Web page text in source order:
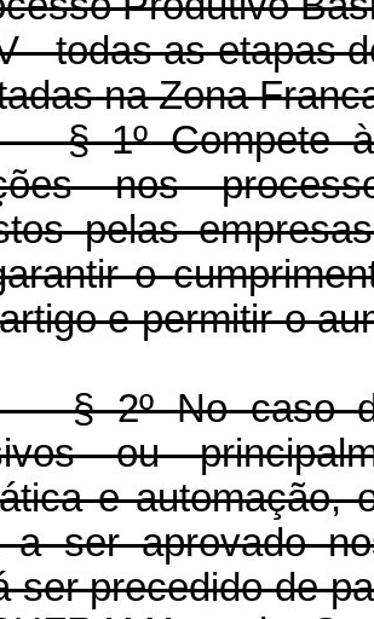
as etapas do
na Zona
à
nos
pelas
o
e permitir o
caso de
ou
e automação,
a ser aprovado
ser precedido de